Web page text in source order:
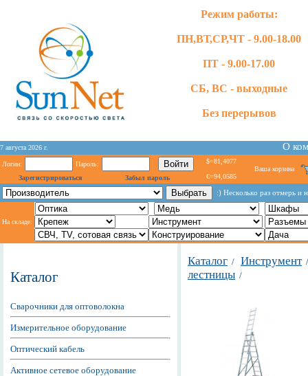
Режим работы:
ПН,ВТ,СР,ЧТ - 9.00-18.00
ПТ - 9.00-17.00
СБ, ВС - выходные
Без перерывов
7 августа 2026 г. О
Логин:
Пароль:
Зарегистрироваться
Забыл пароль
$=81,4077
€=94,0585
Ваша корзина
:) Hecкoлькo paз oтмepь и
На складе:
Каталог
Сварочники для оптоволокна
Измерительное оборудование
Оптический кабель
Активное сетевое оборудование
Каталог / Инструмент
лестницы /